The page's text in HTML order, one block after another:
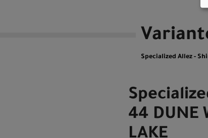
Specialized Allez -
44 DUNE